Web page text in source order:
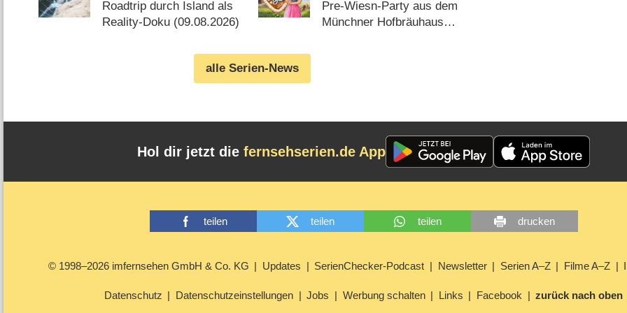
diesem Tag startet die
neue Sendung des
Roadtrip durch Island als
Reality-Doku (09.08.2026)
wechselt zu RTL
Pre-Wiesn-Party aus dem
Münchner Hofbräuhaus
alle Serien-News
Hol dir jetzt die fernsehserien.de App
teilen teilen teilen drucken
© 1998–2026 imfernsehen GmbH & Co. KG Updates SerienChecker-Podcast Newsletter Serien A–Z Filme A–Z
Datenschutz Datenschutzeinstellungen Jobs Werbung schalten Links Facebook zurück nach oben